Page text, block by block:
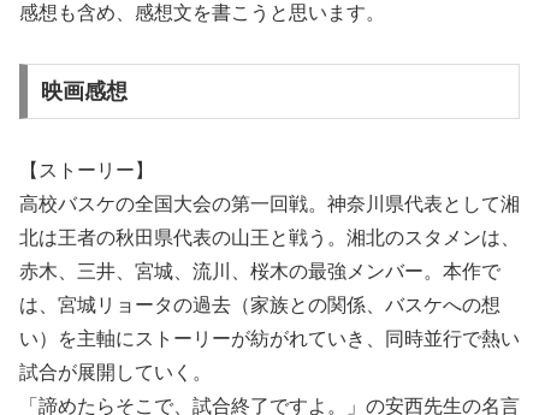
感想も含め、感想文を書こうと思います。
映画感想
【ストーリー】
高校バスケの全国大会の第一回戦。神奈川県代表として湘
北は王者の秋田県代表の山王と戦う。湘北のスタメンは、
赤木、三井、宮城、流川、桜木の最強メンバー。本作で
は、宮城リョータの過去（家族との関係、バスケへの想
い）を主軸にストーリーが紡がれていき、同時並行で熱い
試合が展開していく。
「諦めたらそこで、試合終了ですよ。」の安西先生の名言